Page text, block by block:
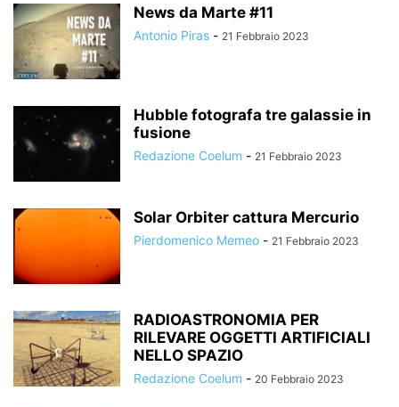
News da Marte #11
Antonio Piras - 21 Febbraio 2023
Hubble fotografa tre galassie in
fusione
Redazione Coelum - 21 Febbraio 2023
Solar Orbiter cattura Mercurio
Pierdomenico Memeo - 21 Febbraio 2023
RADIOASTRONOMIA PER
RILEVARE OGGETTI ARTIFICIALI
NELLO SPAZIO
Redazione Coelum - 20 Febbraio 2023